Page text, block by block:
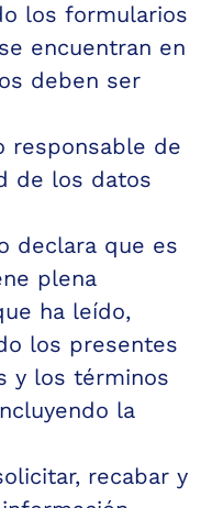
los formularios
encuentran en
deben ser
responsable de
de los datos
declara que es
plena
ha leído,
los presentes
y los términos
la
recabar y